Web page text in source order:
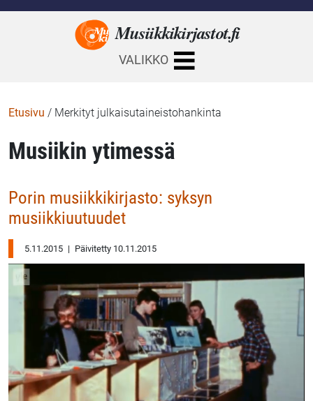
Musiikkikirjastot.fi
VALIKKO
Etusivu / Merkityt julkaisutaineistohankinta
Musiikin ytimessä
Porin musiikkikirjasto: syksyn
musiikkiuutuudet
5.11.2015 | Päivitetty 10.11.2015